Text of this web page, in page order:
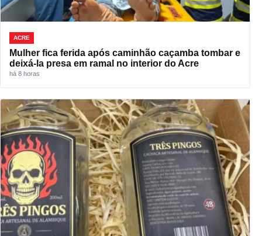
ACRE
Mulher fica ferida após caminhão caçamba tombar e
deixá-la presa em ramal no interior do Acre
há 8 horas